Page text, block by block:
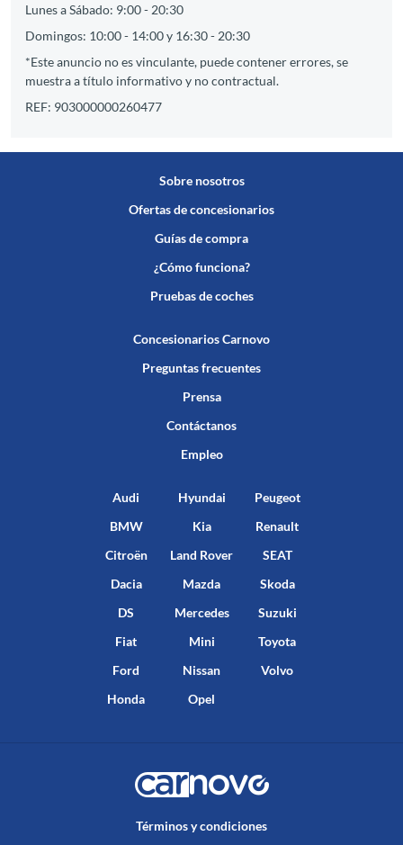
Lunes a Sábado: 9:00 - 20:30
Domingos: 10:00 - 14:00 y 16:30 - 20:30
*Este anuncio no es vinculante, puede contener errores, se
muestra a título informativo y no contractual.
REF: 903000000260477
Sobre nosotros
Ofertas de concesionarios
Guías de compra
¿Cómo funciona?
Pruebas de coches
Concesionarios Carnovo
Preguntas frecuentes
Prensa
Contáctanos
Empleo
Audi
BMW
Citroën
Dacia
DS
Fiat
Ford
Honda
Hyundai
Kia
Land Rover
Mazda
Mercedes
Mini
Nissan
Opel
Peugeot
Renault
SEAT
Skoda
Suzuki
Toyota
Volvo
Términos y condiciones